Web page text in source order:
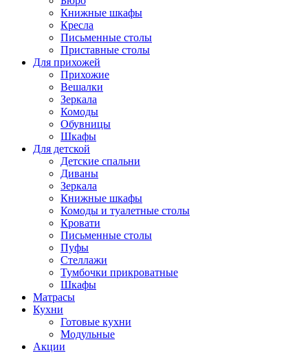
Книжные шкафы
Кресла
Письменные столы
Приставные столы
Для прихожей
Прихожие
Вешалки
Зеркала
Комоды
Обувницы
Шкафы
Для детской
Детские спальни
Диваны
Зеркала
Книжные шкафы
Комоды и туалетные столы
Кровати
Письменные столы
Пуфы
Стеллажи
Тумбочки прикроватные
Шкафы
Матрасы
Кухни
Готовые кухни
Модульные
Акции